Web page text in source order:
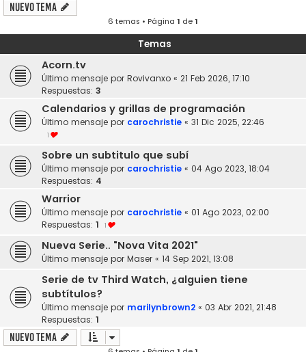
Nuevo Tema
6 temas • Página 1 de1
Temas
Acorn.tv
Último mensaje por Rovivanxo « 21 Feb 2026, 17:10
Respuestas: 3
Calendarios y grillas de programación
Último mensaje por carochristie « 31 Dic 2025, 22:46
1
Sobre un subtitulo que subí
Último mensaje por carochristie « 04 Ago 2023, 18:04
Respuestas: 4
Warrior
Último mensaje por carochristie « 01 Ago 2023, 02:00
Respuestas: 1 1
Nueva Serie.. "Nova Vita 2021"
Último mensaje por Maser « 14 Sep 2021, 13:08
Serie de tv Third Watch, ¿alguien tiene
subtítulos?
Último mensaje por marilynbrown2 « 03 Abr 2021, 21:48
Respuestas: 1
Nuevo Tema